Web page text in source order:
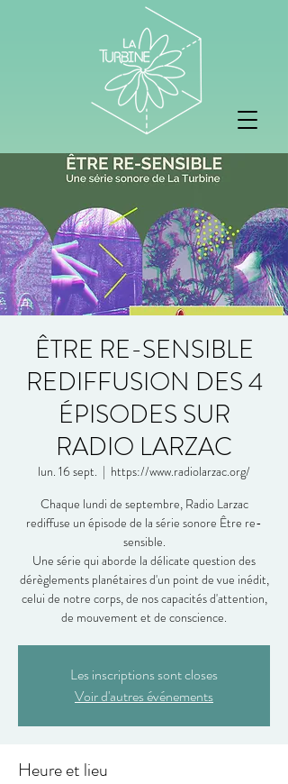
ÊTRE RE-SENSIBLE
REDIFFUSION DES 4
ÉPISODES SUR
RADIO LARZAC
lun. 16 sept.
  |
https://www.radiolarzac.org/
Chaque lundi de septembre, Radio Larzac
rediffuse un épisode de la série sonore Être re-
sensible.
Une série qui aborde la délicate question des
dérèglements planétaires d'un point de vue inédit,
celui de notre corps, de nos capacités d'attention,
de mouvement et de conscience.
Les inscriptions sont closes
Voir d'autres événements
Heure et lieu